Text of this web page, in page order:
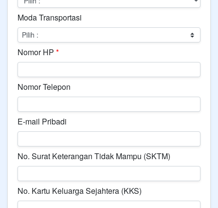
Moda Transportasi
Nomor HP *
Nomor Telepon
E-mail Pribadi
No. Surat Keterangan Tidak Mampu (SKTM)
No. Kartu Keluarga Sejahtera (KKS)